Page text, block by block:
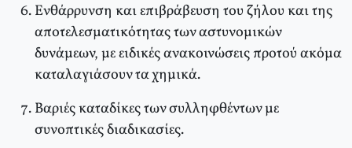
Eνθάρρυνση και επιβράβευση του ζήλου και της
αποτελεσματικότητας των αστυνομικών
δυνάμεων, με ειδικές ανακοινώσεις προτού ακόμα
καταλαγιάσουν τα χημικά.
Bαριές καταδίκες των συλληφθέντων με
συνοπτικές διαδικασίες.